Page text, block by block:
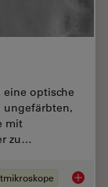
eine optische
ungefärbten,
mit
zu…